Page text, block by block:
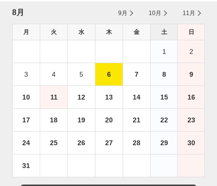
8月 9月 10月 11月
月 火 水 木 金 土 日
1 2
3 4 5 6 7 8 9
10 11 12 13 14 15 16
17 18 19 20 21 22 23
24 25 26 27 28 29 30
31